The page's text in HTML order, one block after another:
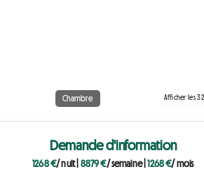
Chambre Afficher les
Demande d'information
1268 €/ nuit| 8879 €/ semaine|1268 €/ mois